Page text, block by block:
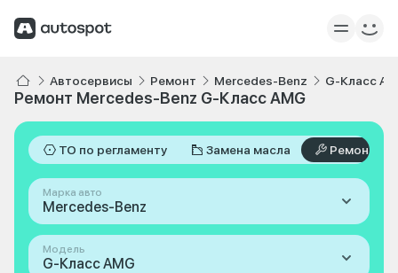
Автосервисы Ремонт Mercedes-Benz G-Класс
Ремонт Mercedes-Benz G-Класс AMG
ТО по регламенту Замена масла Ремонт
Марка авто
Mercedes-Benz
Модель
G-Класс AMG